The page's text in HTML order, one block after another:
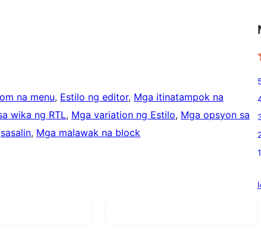
na menu, Estilo ng editor, Mga itinatampok na
wika ng RTL, Mga variation ng Estilo, Mga opsyon sa
, Mga malawak na block
0